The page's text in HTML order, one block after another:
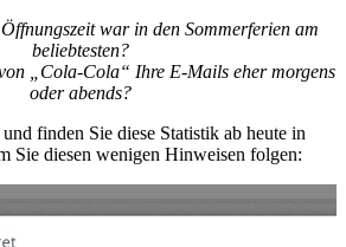
war in den Sommerferien am
beliebtesten?
„Cola-Cola“ Ihre E-Mails eher morgens
oder abends?
finden Sie diese Statistik ab heute in
Sie diesen wenigen Hinweisen folgen: